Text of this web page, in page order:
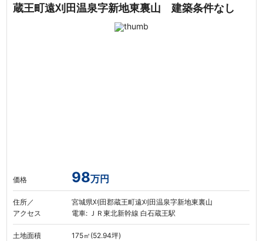
蔵王町遠刈田温泉字新地東裏山 建築条件なし
価格 98万円
住所／
アクセス
宮城県刈田郡蔵王町遠刈田温泉字新地東裏山
電車: ＪＲ東北新幹線 白石蔵王駅
土地面積 175㎡(52.94坪)